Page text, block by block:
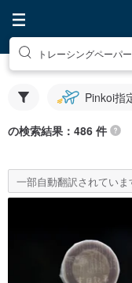
トレーシングペーパー
Pinkoi指
の検索結果：486 件
一部自動翻訳されていま